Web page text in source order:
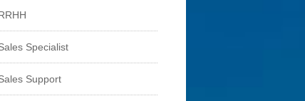
Specialist
Support